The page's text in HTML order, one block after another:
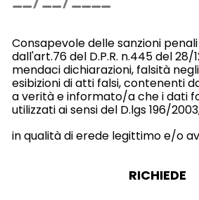
Consapevole delle sanzioni
dall'art.76 del D.P.R. n.445 del
mendaci dichiarazioni, falsità
esibizioni di atti falsi, contenenti
a verità e informato/a che i dati
utilizzati ai sensi del D.lgs 196/
in qualità di erede legittimo e/o
RICHIEDE